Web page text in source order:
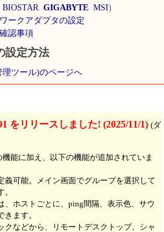
BIOSTAR GIGABYTE MSI)
ークアダプタの設定
認事項
設定方法
理ツール)のページへ
をリリースしました! (2025/11/1) (ダ
能に加え、以下の機能が追加されていま
義可能。メイン画面でグループを選択して
、ホストごとに、ping間隔、表示色、サウ
ます。
クなどから、リモートデスクトップ、シャ